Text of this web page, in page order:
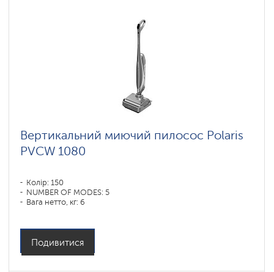
Вертикальний миючий пилосос Polaris
PVCW 1080
Колір: 150
NUMBER OF MODES: 5
Вага нетто, кг: 6
Подивитися